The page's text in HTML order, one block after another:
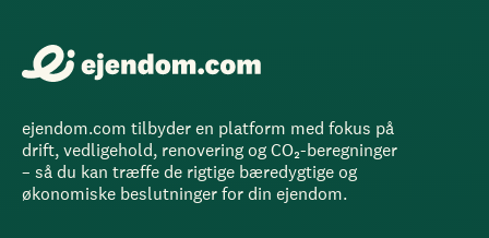
ejendom.com tilbyder en platform med fokus på
drift, vedligehold, renovering og CO₂-beregninger
– så du kan træffe de rigtige bæredygtige og
økonomiske beslutninger for din ejendom.